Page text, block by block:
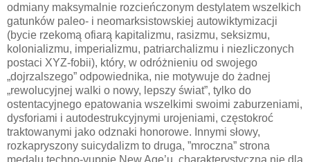
odmiany maksymalnie rozcieńczonym destylatem wszelkich
gatunków paleo- i neomarksistowskiej autowiktymizacji
(bycie rzekomą ofiarą kapitalizmu, rasizmu, seksizmu,
kolonializmu, imperializmu, patriarchalizmu i niezliczonych
postaci XYZ-fobii), który, w odróżnieniu od swojego
„dojrzalszego” odpowiednika, nie motywuje do żadnej
„rewolucyjnej walki o nowy, lepszy świat”, tylko do
ostentacyjnego epatowania wszelkimi swoimi zaburzeniami,
dysforiami i autodestrukcyjnymi urojeniami, częstokroć
traktowanymi jako odznaki honorowe. Innymi słowy,
rozkapryszony suicydalizm to druga, ”mroczna” strona
medalu techno-yuppie New Age’u, charakterystyczna nie dla